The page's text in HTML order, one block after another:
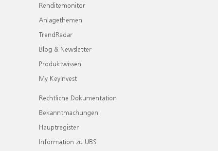
Renditemonitor
Anlagethemen
TrendRadar
Blog & Newsletter
Produktwissen
My KeyInvest
Rechtliche Dokumentation
Bekanntmachungen
Hauptregister
Information zu UBS